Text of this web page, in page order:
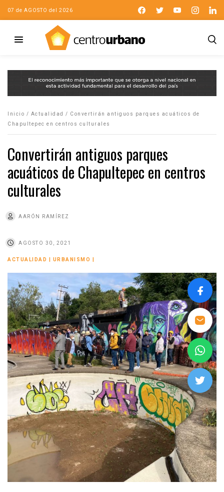
07 de AGOSTO del 2026
Inicio / Actualidad / Convertirán antiguos parques acuáticos de
Chapultepec en centros culturales
Convertirán antiguos parques
acuáticos de Chapultepec en centros
culturales
AARÓN RAMÍREZ
AGOSTO 30, 2021
ACTUALIDAD URBANISMO